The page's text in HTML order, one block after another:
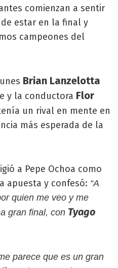
comienzan a sentir
estar en la final y
campeones del
Brian Lanzelotta
y la conductora Flor
un rival en mente en
más esperada de la
a Pepe Ochoa como
apuesta y confesó: “A
quien me veo y me
gran final, con Tyago
parece que es un gran